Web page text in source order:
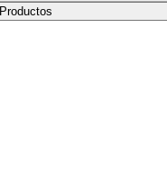
Productos